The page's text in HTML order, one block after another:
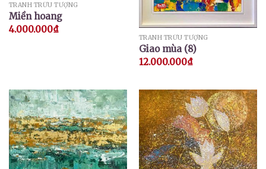
TRANH TRỪU TƯỢNG
Miền hoang
4.000.000₫
TRANH TRỪU TƯỢNG
Giao mùa (8)
12.000.000₫